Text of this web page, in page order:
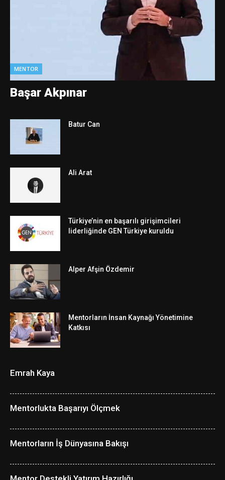
MENTOR
Başar Akpınar
Batur Can
Ali Arat
Türkiye’nin en başarılı girişimcileri
liderliğinde GEN Türkiye kuruldu
Alper Afşin Özdemir
Mentorların İnsan Kaynağı Yönetimine
Katkısı
Emrah Kaya
Mentorlukta Başarıyı Ölçmek
Mentorların İş Dünyasına Bakışı